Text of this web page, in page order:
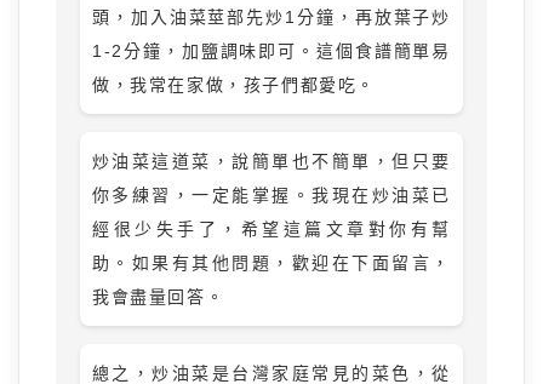
頭，加入油菜莖部先炒1分鐘，再放葉子炒
1-2分鐘，加鹽調味即可。這個食譜簡單易
做，我常在家做，孩子們都愛吃。
炒油菜這道菜，說簡單也不簡單，但只要
你多練習，一定能掌握。我現在炒油菜已
經很少失手了，希望這篇文章對你有幫
助。如果有其他問題，歡迎在下面留言，
我會盡量回答。
總之，炒油菜是台灣家庭常見的菜色，從